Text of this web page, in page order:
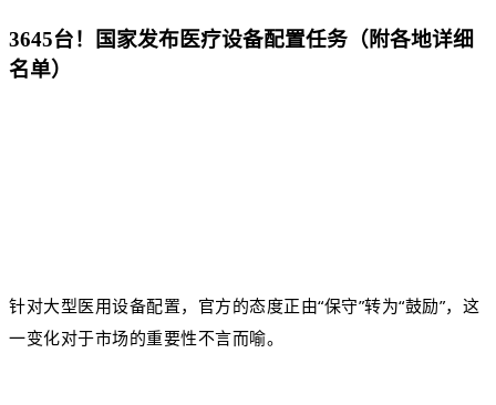
3645台！国家发布医疗设备配置任务（附各地详细
名单）
针对大型医用设备配置， 官方的态度正由“保守”转为“鼓励”，这
一变化对于市场的重要性不言而喻。